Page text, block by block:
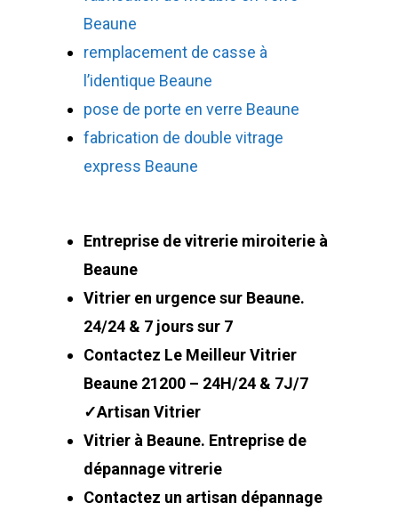
Beaune
remplacement de casse à
l’identique Beaune
pose de porte en verre Beaune
fabrication de double vitrage
express Beaune
Entreprise de vitrerie miroiterie à
Beaune
Vitrier en urgence sur Beaune.
24/24 & 7 jours sur 7
Contactez Le Meilleur Vitrier
Beaune 21200 – 24H/24 & 7J/7
✓Artisan Vitrier
Vitrier à Beaune. Entreprise de
dépannage vitrerie
Contactez un artisan dépannage